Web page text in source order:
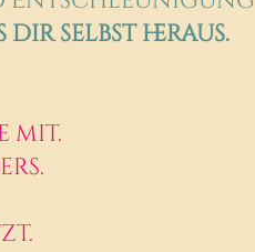
selbst heraus.
mit.